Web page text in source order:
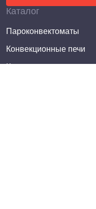
Каталог
Пароконвектоматы
Конвекционные печи
Котлы пищеварочные